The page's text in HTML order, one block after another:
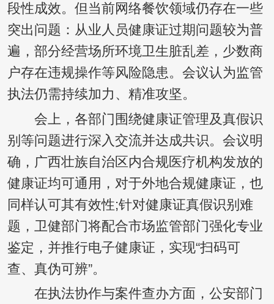
段性成效。但当前网络餐饮领域仍存在一些
突出问题：从业人员健康证过期问题较为普
遍，部分经营场所环境卫生脏乱差，少数商
户存在违规操作等风险隐患。会议认为监管
执法仍需持续加力、精准攻坚。
会上，各部门围绕健康证管理及真假识
别等问题进行深入交流并达成共识。会议明
确，广西壮族自治区内合规医疗机构发放的
健康证均可通用，对于外地合规健康证，也
同样认可其有效性;针对健康证真假识别难
题，卫健部门将配合市场监管部门强化专业
鉴定，并推行电子健康证，实现“扫码可
查、真伪可辨”。
在执法协作与案件查办方面，公安部门